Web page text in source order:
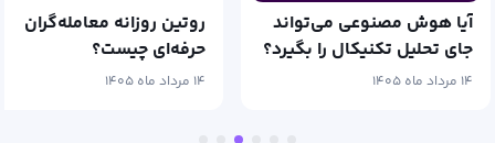
آیا هوش مصنوعی می‌تواند
جای تحلیل تکنیکال را بگیرد؟
۱۴ مرداد ماه ۱۴۰۵
روتین روزانه معامله‌گران
حرفه‌ای چیست؟
۱۴ مرداد ماه ۱۴۰۵